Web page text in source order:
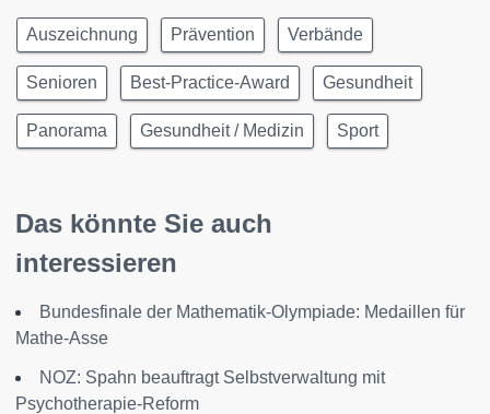
Auszeichnung Prävention Verbände
Senioren Best-Practice-Award Gesundheit
Panorama Gesundheit / Medizin Sport
Das könnte Sie auch
interessieren
Bundesfinale der Mathematik-Olympiade: Medaillen für
Mathe-Asse
NOZ: Spahn beauftragt Selbstverwaltung mit
Psychotherapie-Reform